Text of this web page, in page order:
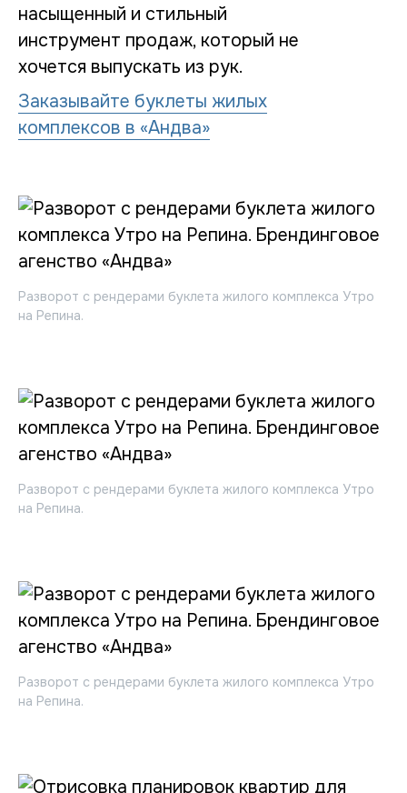
насыщенный и стильный
инструмент продаж, который не
хочется выпускать из рук.
Заказывайте буклеты жилых
комплексов в «Андва»
Разворот с рендерами буклета жилого комплекса Утро
на Репина.
Разворот с рендерами буклета жилого комплекса Утро
на Репина.
Разворот с рендерами буклета жилого комплекса Утро
на Репина.